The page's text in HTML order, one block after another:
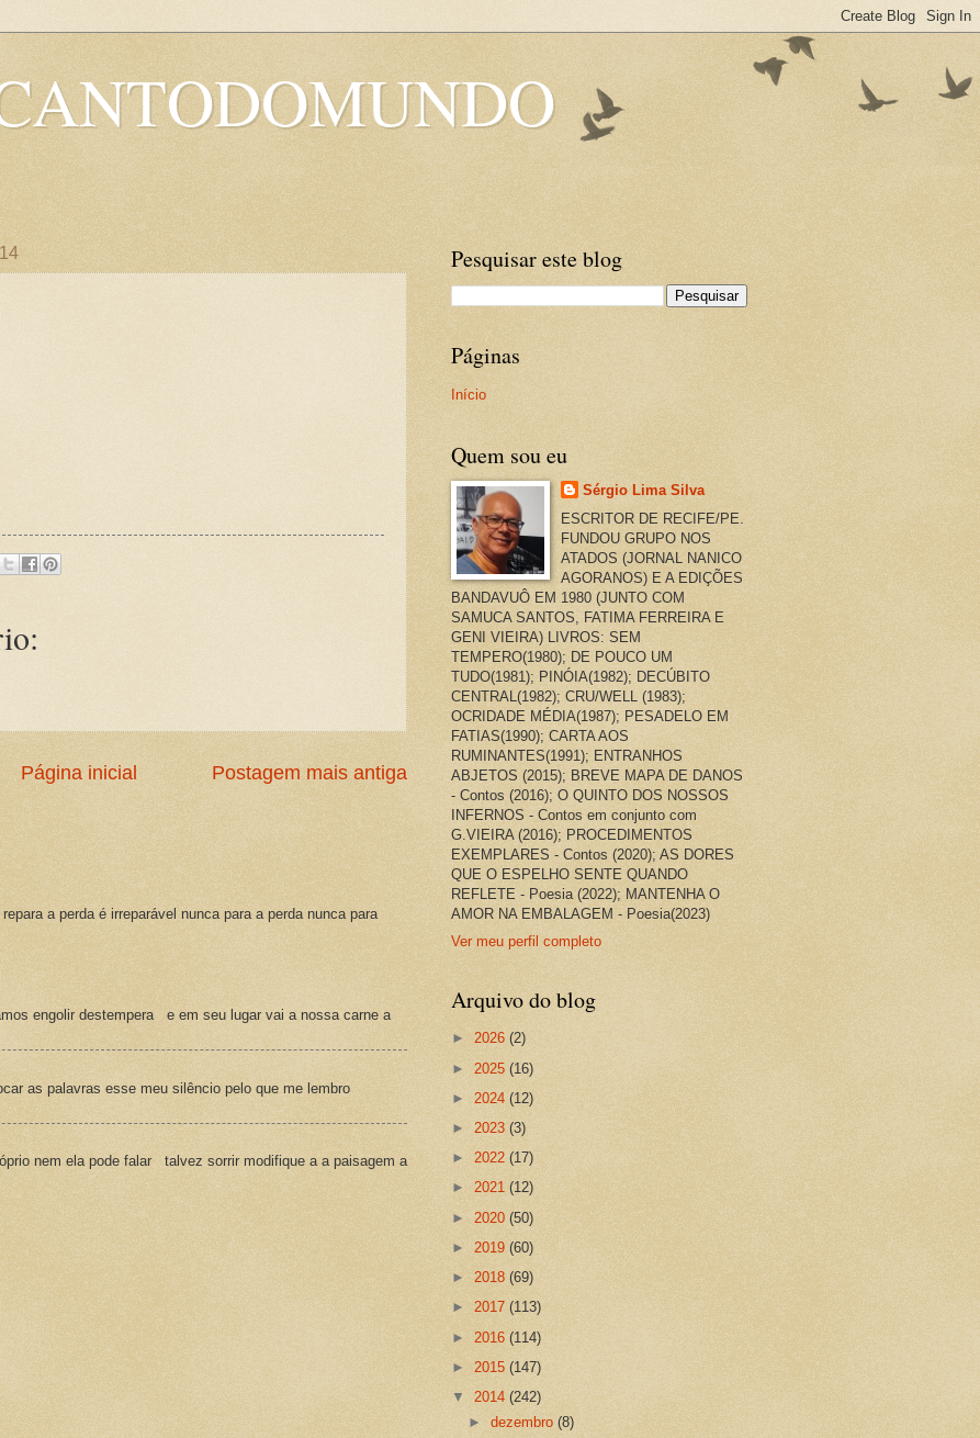
Postagem mais antiga
Página inicial
a perda é irreparável nunca para a perda nunca para
engolir destempera e em seu lugar vai a nossa carne a
as palavras esse meu silêncio pelo que me lembro
nem ela pode falar talvez sorrir modifique a a paisagem a
Pesquisar este blog
Páginas
Início
Quem sou eu
Sérgio Lima Silva
ESCRITOR DE RECIFE/PE.
FUNDOU GRUPO NOS
ATADOS (JORNAL NANICO
AGORANOS) E A EDIÇÕES
BANDAVUÔ EM 1980 (JUNTO COM
SAMUCA SANTOS, FATIMA FERREIRA E
GENI VIEIRA) LIVROS: SEM
TEMPERO(1980); DE POUCO UM
TUDO(1981); PINÓIA(1982); DECÚBITO
CENTRAL(1982); CRU/WELL (1983);
OCRIDADE MÉDIA(1987); PESADELO EM
FATIAS(1990); CARTA AOS
RUMINANTES(1991); ENTRANHOS
ABJETOS (2015); BREVE MAPA DE DANOS
- Contos (2016); O QUINTO DOS NOSSOS
INFERNOS - Contos em conjunto com
G.VIEIRA (2016); PROCEDIMENTOS
EXEMPLARES - Contos (2020); AS DORES
QUE O ESPELHO SENTE QUANDO
REFLETE - Poesia (2022); MANTENHA O
AMOR NA EMBALAGEM - Poesia(2023)
Ver meu perfil completo
Arquivo do blog
► 2026 (2)
► 2025 (16)
► 2024 (12)
► 2023 (3)
► 2022 (17)
► 2021 (12)
► 2020 (50)
► 2019 (60)
► 2018 (69)
► 2017 (113)
► 2016 (114)
► 2015 (147)
▼ 2014 (242)
►dezembro(8)